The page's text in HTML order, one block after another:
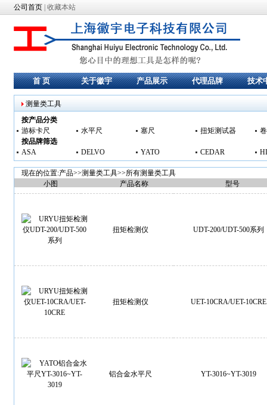
公司首页| 收藏本站
首 页 关于徽宇 产品展示 代理品牌 技术
测量类工具
按产品分类
游标卡尺
水平尺 塞尺 扭矩测试器
按品牌筛选
ASA
DELVO YATO CEDAR
现在的位置:产品>>测量类工具>>所有测量类工具
小图
产品名称 型号
扭矩检测仪 UDT-200/UDT-500系列
扭矩检测仪 UET-10CRA/UET-10CRE
铝合金水平尺 YT-3016~YT-3019